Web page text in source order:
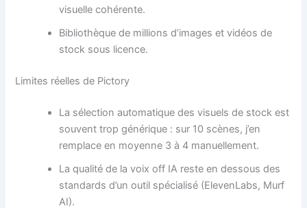
visuelle cohérente.
Bibliothèque de millions d’images et vidéos de
stock sous licence.
Limites réelles de Pictory
La sélection automatique des visuels de stock est
souvent trop générique : sur 10 scènes, j’en
remplace en moyenne 3 à 4 manuellement.
La qualité de la voix off IA reste en dessous des
standards d’un outil spécialisé (ElevenLabs, Murf
AI).